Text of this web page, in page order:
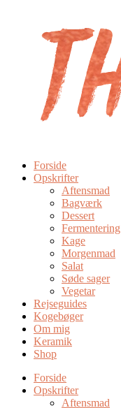
Forside
Opskrifter
Aftensmad
Bagværk
Dessert
Fermentering
Kage
Morgenmad
Salat
Søde sager
Vegetar
Rejseguides
Kogebøger
Om mig
Keramik
Shop
Forside
Opskrifter
Aftensmad